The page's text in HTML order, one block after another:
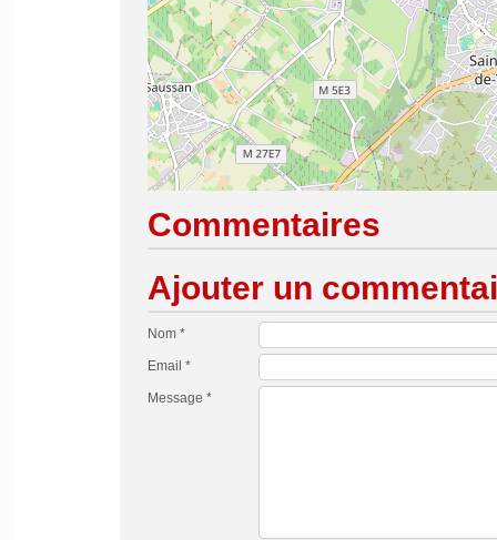
Commentaires
Ajouter un
Nom *
Email *
Message *